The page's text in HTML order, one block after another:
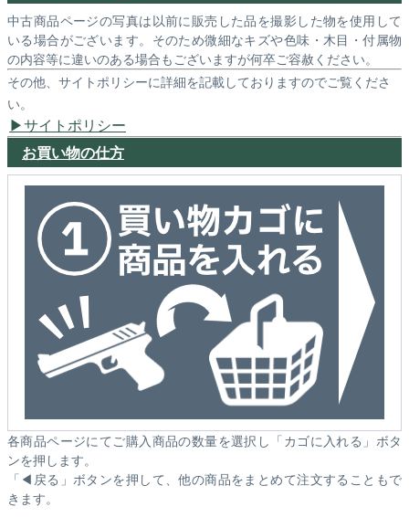
中古商品ページの写真は以前に販売した品を撮影した物を使用して
いる場合がございます。そのため微細なキズや色味・木目・付属物
の内容等に違いのある場合もございますが何卒ご容赦ください。
その他、サイトポリシーに詳細を記載しておりますのでご覧くださ
い。
サイトポリシー
お買い物の仕方
各商品ページにてご購入商品の数量を選択し「カゴに入れる」ボタ
ンを押します。
「◀戻る」ボタンを押して、他の商品をまとめて注文することもで
きます。